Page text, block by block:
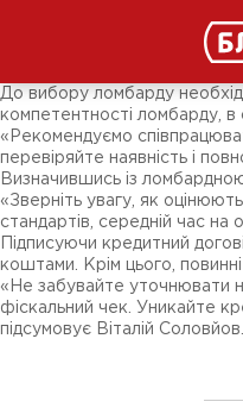
Підписники соц-мереж
До вибору ломбарду
компетентності ломбарду, в
«Рекомендуємо
перевіряйте наявність і
Визначившись із
«Зверніть увагу, як
стандартів, середній час на
Підписуючи кредитний
коштами. Крім цього,
«Не забувайте уточнювати
фіскальний чек. Уникайте
підсумовує Віталій Соловйов.